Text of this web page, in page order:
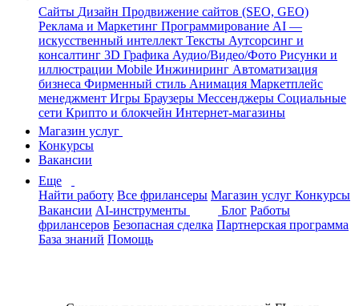
Сайты Дизайн Продвижение сайтов (SEO, GEO)
Реклама и Маркетинг Программирование AI —
искусственный интеллект Тексты Аутсорсинг и
консалтинг 3D Графика Аудио/Видео/Фото Рисунки и
иллюстрации Mobile Инжиниринг Автоматизация
бизнеса Фирменный стиль Анимация Маркетплейс
менеджмент Игры Браузеры Мессенджеры Социальные
сети Крипто и блокчейн Интернет-магазины
Магазин услуг
Конкурсы
Вакансии
Еще
Найти работу Все фрилансеры Магазин услуг Конкурсы
Вакансии AI-инструменты Блог Работы
фрилансеров Безопасная сделка Партнерская программа
База знаний Помощь